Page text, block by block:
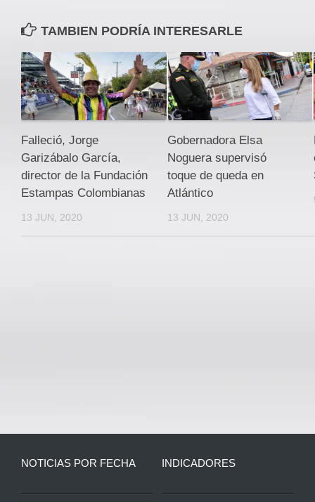
TAMBIEN PODRÍA INTERESARLE
Falleció, Jorge
Garizábalo García,
director de la Fundación
Estampas Colombianas
13 JUN, 2020
Gobernadora Elsa
Noguera supervisó
toque de queda en
Atlántico
13 JUN, 2020
NOTICIAS POR FECHA INDICADORES